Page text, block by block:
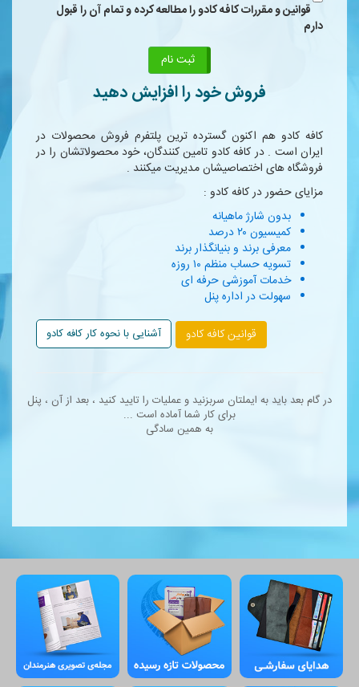
قوانین و مقررات کافه کادو را مطالعه کرده و تمام آن را قبول
دارم
فروش خود را افزایش دهید
کافه کادو هم اکنون گسترده ترین پلتفرم فروش محصولات در
ایران است . در کافه کادو تامین کنندگان، خود محصولاتشان را در
فروشگاه های اختصاصیشان مدیریت میکنند .
مزایای حضور در کافه کادو :
بدون شارژ ماهیانه
کمیسیون ۲۰ درصد
معرفی برند و بنیانگذار برند
تسویه حساب منظم ۱۰ روزه
خدمات آموزشی حرفه ای
سهولت در اداره پنل
آشنایی با نحوه کار کافه کادو قوانین کافه کادو
در گام بعد باید به ایملتان سربزنید و عملیات را تایید کنید ، بعد از آن ، پنل
برای کار شما آماده است ...
به همین سادگی